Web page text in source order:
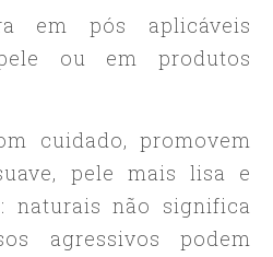
em pós aplicáveis
ou em produtos
cuidado, promovem
pele mais lisa e
naturais não significa
agressivos podem